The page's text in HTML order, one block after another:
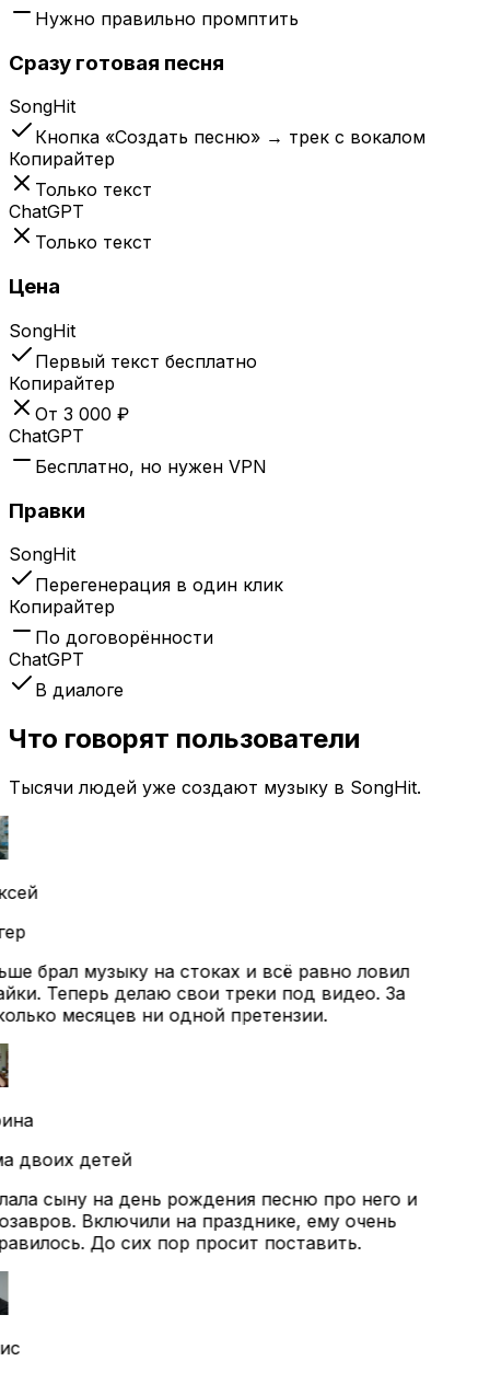
Нужно правильно промптить
Сразу готовая песня
SongHit
Кнопка «Создать песню» → трек с вокалом
Копирайтер
Только текст
ChatGPT
Только текст
Цена
SongHit
Первый текст бесплатно
Копирайтер
От 3 000 ₽
ChatGPT
Бесплатно, но нужен VPN
Правки
SongHit
Перегенерация в один клик
Копирайтер
По договорённости
ChatGPT
В диалоге
Что говорят пользователи
Тысячи людей уже создают музыку в SongHit.
брал музыку на стоках и всё равно ловил
Теперь делаю свои треки под видео. За
месяцев ни одной претензии.
двоих детей
сыну на день рождения песню про него и
Включили на празднике, ему очень
До сих пор просит поставить.